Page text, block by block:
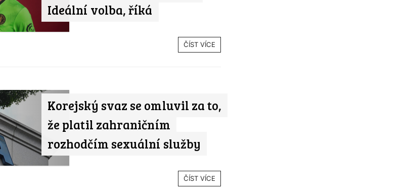
Ideální volba, říká
ČÍST VÍCE
Korejský svaz se omluvil za to,
že platil zahraničním
rozhodčím sexuální služby
ČÍST VÍCE